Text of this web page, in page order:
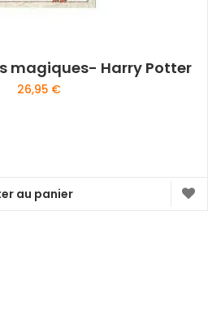
magiques- Harry Potter
26,95 €
au panier